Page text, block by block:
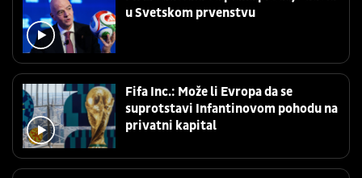
u Svetskom prvenstvu
Fifa Inc.: Može li Evropa da se
suprotstavi Infantinovom pohodu na
privatni kapital